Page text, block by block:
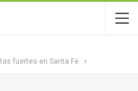
fuertes en Santa Fe